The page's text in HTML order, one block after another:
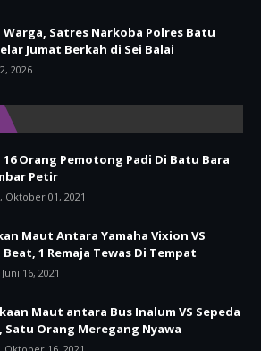
Satres Narkoba Polres Batu
Jumat Berkah di Sei Balai
2026
16 Orang Pemotong Padi Di Batu Bara
Petir
Oktober 01, 2021
Maut Antara Yamaha Vixion VS
1 Remaja Tewas Di Tempat
16, 2021
Maut antara Bus Inalum VS Sepeda
Orang Meregang Nyawa